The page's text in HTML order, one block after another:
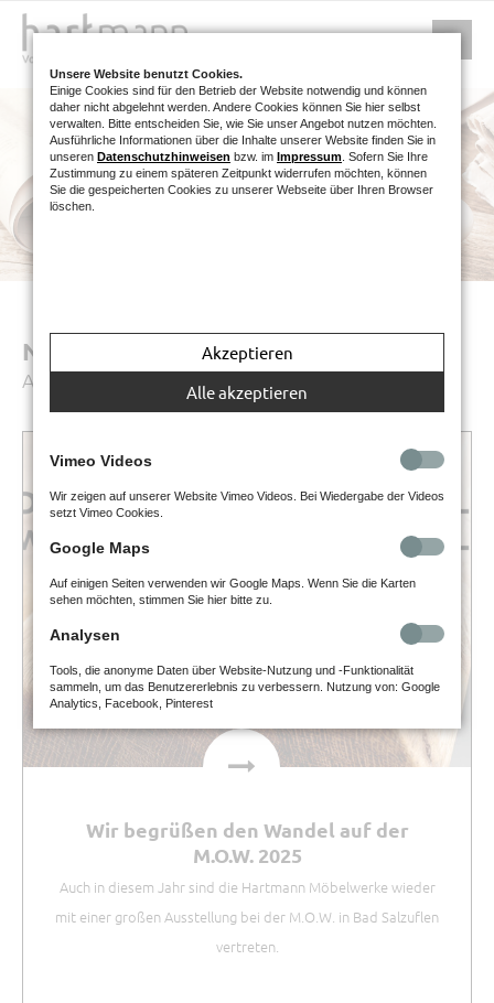
NEWS
Aktuelle Infos für Sie zusammengefasst
Wir begrüßen den Wandel auf der
M.O.W. 2025
Auch in diesem Jahr sind die Hartmann Möbelwerke wieder
mit einer großen Ausstellung bei der M.O.W. in Bad Salzuflen
vertreten.
Unsere Website benutzt Cookies.
Einige Cookies sind für den Betrieb der Website notwendig und können
daher nicht abgelehnt werden. Andere Cookies können Sie hier selbst
verwalten. Bitte entscheiden Sie, wie Sie unser Angebot nutzen möchten.
Ausführliche Informationen über die Inhalte unserer Website finden Sie in
unseren Datenschutzhinweisen bzw. im Impressum . Sofern Sie Ihre
Zustimmung zu einem späteren Zeitpunkt widerrufen möchten, können
Sie die gespeicherten Cookies zu unserer Webseite über Ihren Browser
löschen.
Akzeptieren
Alle akzeptieren
Vimeo Videos
Wir zeigen auf unserer Website Vimeo Videos. Bei Wiedergabe der Videos
setzt Vimeo Cookies.
Google Maps
Auf einigen Seiten verwenden wir Google Maps. Wenn Sie die Karten
sehen möchten, stimmen Sie hier bitte zu.
Analysen
Tools, die anonyme Daten über Website-Nutzung und -Funktionalität
sammeln, um das Benutzererlebnis zu verbessern. Nutzung von: Google
Analytics, Facebook, Pinterest